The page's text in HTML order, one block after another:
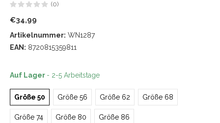
(0)
€34,99
Artikelnummer: WN1287
EAN: 8720815359811
Auf Lager - 2-5 Arbeitstage
Größe 50 Größe 56 Größe 62 Größe 68
Größe 74 Größe 80 Größe 86